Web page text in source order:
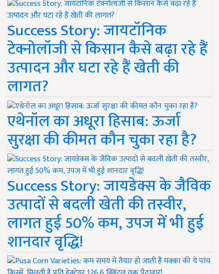
Success Story: जायटॉनिक
टेक्नोलॉजी से किसान कैसे बढ़ा रहे हैं
उत्पादन और घटा रहे हैं खेती की
लागत?
एथेनॉल का अधूरा हिसाब: ऊर्जा
सुरक्षा की कीमत कौन चुका रहा है?
Success Story: जायडेक्स के जैविक
उत्पादों से बदली खेती की तस्वीर,
लागत हुई 50% कम, उपज में भी हुई
शानदार वृद्धि!